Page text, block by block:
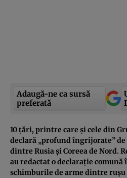
Adaugă-ne ca sursă
preferată
10 țări, printre care și cele din
declară „profund îngrijorate”
dintre Rusia și Coreea de
au redactat o declarație comună
schimburile de arme dintre rușu